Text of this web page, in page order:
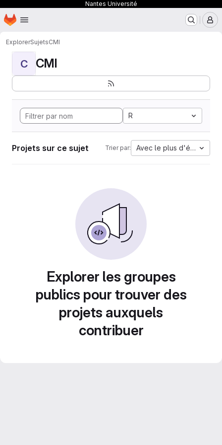
Nantes Université
Passer au contenu principal
Page d'accueil
ExplorerSujetsCMI
C CMI
R
Projets sur ce sujet Trier par: Avec le plus d'étoiles
Explorer les groupes
publics pour trouver des
projets auxquels
contribuer